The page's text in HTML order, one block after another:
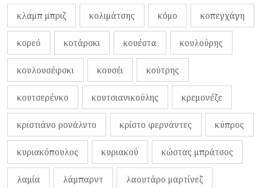
κλαμπ μπριζ κολιμάτσης κόμο κοπεγχάγη
κορεό κοτάρσκι κουέστα κουλούρης
κουλουσέφσκι κουσέι κούτρης
κουτσερένκο κουτσιανικούλης κρεμονέζε
κριστιάνο ρονάλντο κρίστο φερνάντες κύπρος
κυριακόπουλος κυριακού κώστας μπράτσος
λαμία λάμπαρντ λαουτάρο μαρτίνεζ